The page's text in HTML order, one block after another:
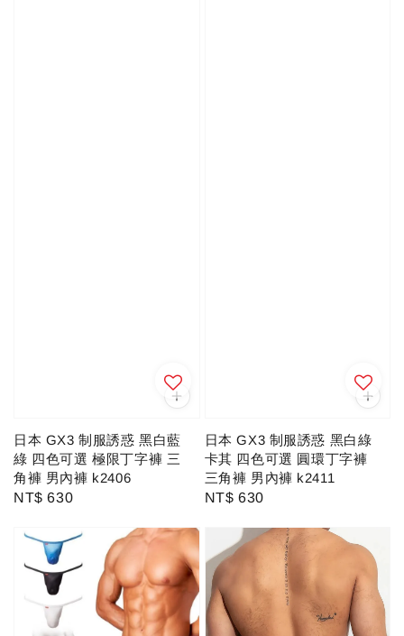
日本 GX3 制服誘惑 黑白藍
綠 四色可選 極限丁字褲 三
角褲 男內褲 k2406
Regular
NT$ 630
日本 GX3 制服誘惑 黑白綠
卡其 四色可選 圓環丁字褲
三角褲 男內褲 k2411
Regular
NT$ 630